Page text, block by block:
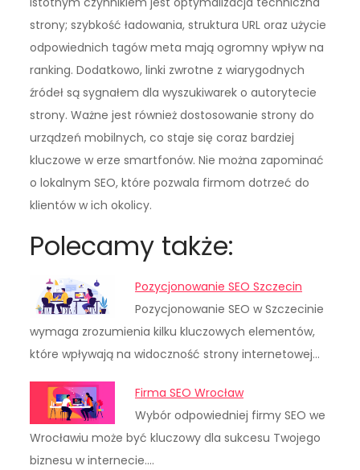
strony; szybkość ładowania, struktura URL oraz użycie
odpowiednich tagów meta mają ogromny wpływ na
ranking. Dodatkowo, linki zwrotne z wiarygodnych
źródeł są sygnałem dla wyszukiwarek o autorytecie
strony. Ważne jest również dostosowanie strony do
urządzeń mobilnych, co staje się coraz bardziej
kluczowe w erze smartfonów. Nie można zapominać
o lokalnym SEO, które pozwala firmom dotrzeć do
klientów w ich okolicy.
Polecamy także:
Pozycjonowanie SEO Szczecin
Pozycjonowanie SEO w Szczecinie
wymaga zrozumienia kilku kluczowych elementów,
które wpływają na widoczność strony internetowej…
Firma SEO Wrocław
Wybór odpowiedniej firmy SEO we
Wrocławiu może być kluczowy dla sukcesu Twojego
biznesu w internecie.…